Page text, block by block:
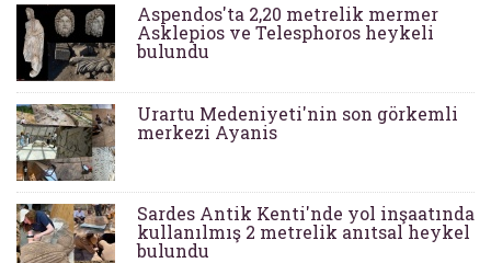
Aspendos'ta 2,20 metrelik mermer
Asklepios ve Telesphoros heykeli
bulundu
Urartu Medeniyeti'nin son görkemli
merkezi Ayanis
Sardes Antik Kenti'nde yol inşaatında
kullanılmış 2 metrelik anıtsal heykel
bulundu